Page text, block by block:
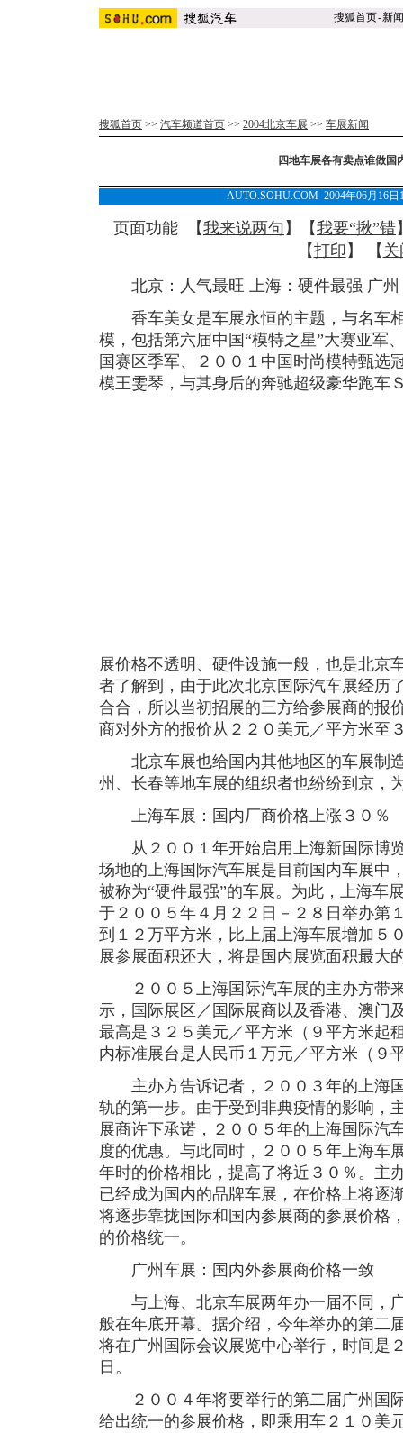
搜狐首页-新闻
搜狐首页 >> 汽车频道首页 >> 2004北京车展 >> 车展新闻
四地车展各有卖点谁做国
AUTO.SOHU.COM 2004年06月16
页面功能 【我来说两句 】【我要“揪”错
【打印 】 【 关
北京：人气最旺 上海：硬件最强 广州
香车美女是车展永恒的主题，与名车
模，包括第六届中国“模特之星”大赛亚军
国赛区季军、２００１中国时尚模特甄选
模王雯琴，与其身后的奔驰超级豪华跑车
展价格不透明、硬件设施一般，也是北京
者了解到，由于此次北京国际汽车展经历
合合，所以当初招展的三方给参展商的报
商对外方的报价从２２０美元／平方米至
北京车展也给国内其他地区的车展制
州、长春等地车展的组织者也纷纷到京，
上海车展：国内厂商价格上涨３０％
从２００１年开始启用上海新国际博
场地的上海国际汽车展是目前国内车展中
被称为“硬件最强”的车展。为此，上海车
于２００５年４月２２日－２８日举办第
到１２万平方米，比上届上海车展增加５
展参展面积还大，将是国内展览面积最大
２００５上海国际汽车展的主办方带
示，国际展区／国际展商以及香港、澳门
最高是３２５美元／平方米（９平方米起
内标准展台是人民币１万元／平方米（９
主办方告诉记者，２００３年的上海
轨的第一步。由于受到非典疫情的影响，
展商许下承诺，２００５年的上海国际汽
度的优惠。与此同时，２００５年上海车
年时的价格相比，提高了将近３０％。主
已经成为国内的品牌车展，在价格上将逐
将逐步靠拢国际和国内参展商的参展价格
的价格统一。
广州车展：国内外参展商价格一致
与上海、北京车展两年办一届不同，
般在年底开幕。据介绍，今年举办的第二
将在广州国际会议展览中心举行，时间是
日。
２００４年将要举行的第二届广州国
给出统一的参展价格，即乘用车２１０美